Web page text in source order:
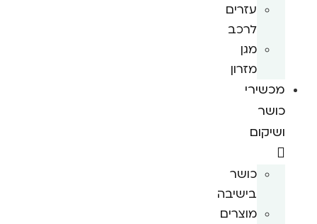
עזרים
לרכב
מגן
מזרון
מכשירי
כושר
ושיקום
כושר
בישיבה
מוצרים